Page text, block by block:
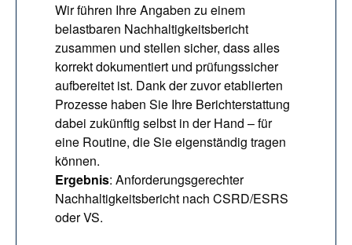
Wir führen Ihre Angaben zu einem
belastbaren Nachhaltigkeitsbericht
zusammen und stellen sicher, dass alles
korrekt dokumentiert und prüfungssicher
aufbereitet ist. Dank der zuvor etablierten
Prozesse haben Sie Ihre Berichterstattung
dabei zukünftig selbst in der Hand – für
eine Routine, die Sie eigenständig tragen
können.
Ergebnis: Anforderungsgerechter
Nachhaltigkeitsbericht nach CSRD/ESRS
oder VS.